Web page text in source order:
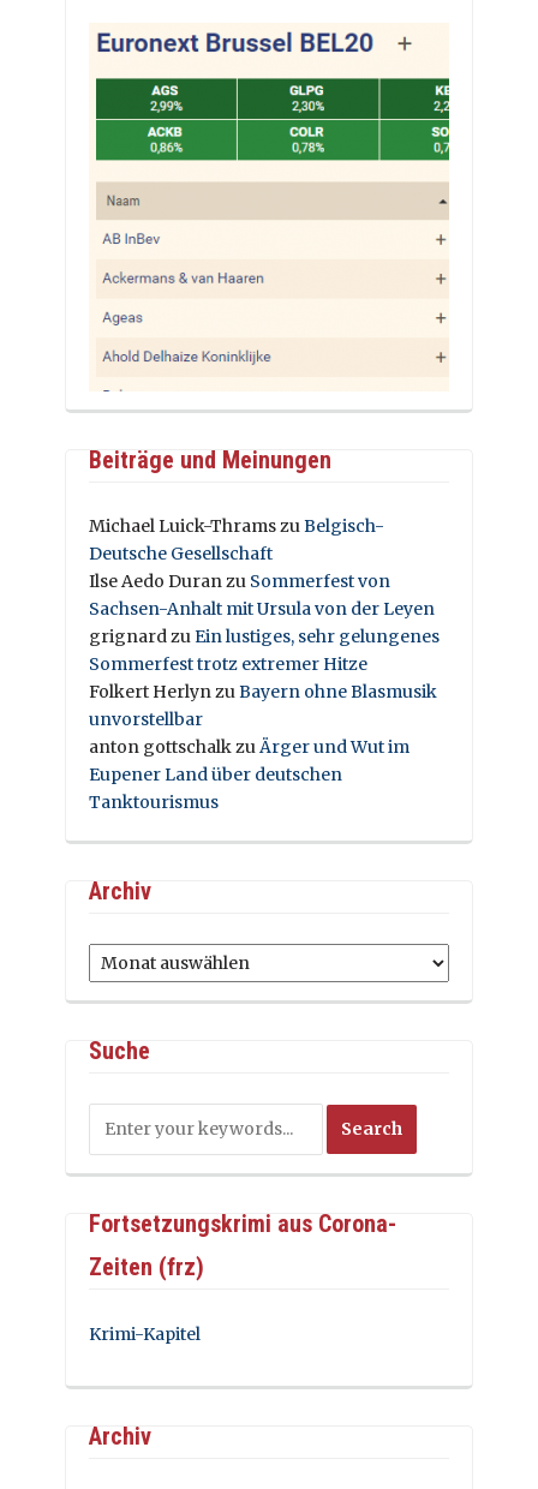
Beiträge und Meinungen
Michael Luick-ThramszuBelgisch-
Deutsche Gesellschaft
Ilse Aedo Duranzu Sommerfest von
Sachsen-Anhalt mit Ursula von der Leyen
grignardzuEin lustiges, sehr gelungenes
Sommerfest trotz extremer Hitze
Folkert HerlynzuBayern ohne Blasmusik
unvorstellbar
anton gottschalkzuÄrger und Wut im
Eupener Land über deutschen
Tanktourismus
Archiv
Archiv
Suche
Fortsetzungskrimi aus Corona-
Zeiten (frz)
Krimi-Kapitel
Archiv